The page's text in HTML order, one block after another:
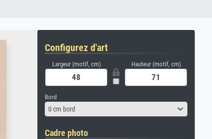
Configurez d'art
Largeur (motif, cm) Hauteur (motif, cm)
Bord
0 cm bord
Cadre photo